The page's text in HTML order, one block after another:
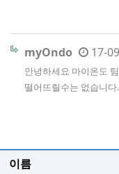
myOndo 17-
안녕하세요 마이온도
떨어뜨릴수는 없습니
이름